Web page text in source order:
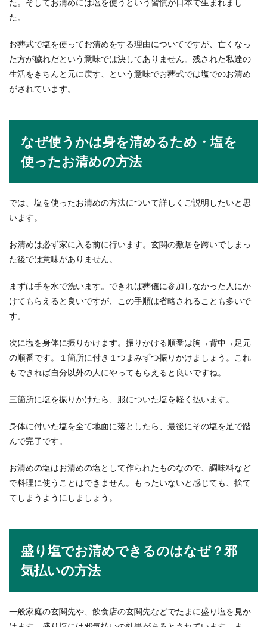
が納...
娘に対して嫉妬する母親。母親は、大地のような
広い心で何ごとにも許しを。母親は、泉よりも
深...
似ているけれども全然違う？野球とベ
野球とベースボールにはどのような違いがあるの
でしょうか？ルールは同じでも、ここまで細かい
に持っていくべき物リスト
体型の変化が気になり、ジムに通う女性も多いで
すよね。しかし、初めてジムを利用する時には、
初めてという場合には、当日何を持って行くと良
いのかよくわ...
【結婚祝いの相場】式あり・式なしに
よる甥にあげる金額の違い
籍だけし...
た。そしてお清めには塩を使うという習慣が日本で生まれまし
た。
お葬式で塩を使ってお清めをする理由についてですが、亡くなっ
た方が穢れだという意味では決してありません。残された私達の
生活をきちんと元に戻す、という意味でお葬式では塩でのお清め
がされています。
なぜ使うかは身を清めるため・塩を
使ったお清めの方法
では、塩を使ったお清めの方法について詳しくご説明したいと思
います。
お清めは必ず家に入る前に行います。玄関の敷居を跨いでしまっ
た後では意味がありません。
まずは手を水で洗います。できれば葬儀に参加しなかった人にか
けてもらえると良いですが、この手順は省略されることも多いで
す。
次に塩を身体に振りかけます。振りかける順番は胸→背中→足元
の順番です。１箇所に付き１つまみずつ振りかけましょう。これ
もできれば自分以外の人にやってもらえると良いですね。
三箇所に塩を振りかけたら、服についた塩を軽く払います。
身体に付いた塩を全て地面に落としたら、最後にその塩を足で踏
んで完了です。
お清めの塩はお清めの塩として作られたものなので、調味料など
で料理に使うことはできません。もったいないと感じても、捨て
てしまうようにしましょう。
盛り塩でお清めできるのはなぜ？邪
気払いの方法
一般家庭の玄関先や、飲食店の玄関先などでたまに盛り塩を見か